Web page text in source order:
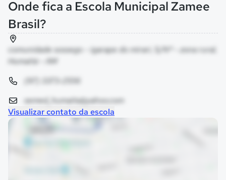
Onde fica a Escola Municipal Zamee
Brasil?
comunidade sossego - igarape do mirari, S/Nº - zona rural,
Humaitá - AM
(97) 3373-2556
semed_humaita@yahoo.com
Visualizar contato da escola